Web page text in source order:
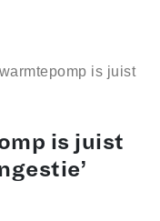
is juist
is juist